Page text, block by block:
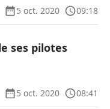
5 oct. 2020
09:18
ses pilotes
5 oct. 2020
08:41